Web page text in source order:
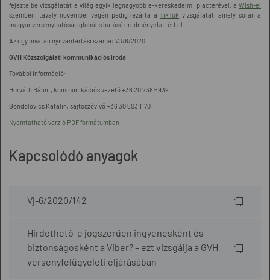
fejezte be vizsgálatát a világ egyik legnagyobb e-kereskedelmi piacterével, a Wish-el
szemben, tavaly november végén pedig lezárta aTikTok vizsgálatát, amely során a
magyar versenyhatóság globális hatású eredményeket ért el.
Az ügy hivatali nyilvántartási száma: VJ/6/2020.
GVH Közszolgálati kommunikációs Iroda
További információ:
Horváth Bálint, kommunikációs vezető +36 20 238 6939
Gondolovics Katalin, sajtószóvivő +36 30 603 1170
Nyomtatható verzió PDF formátumban
Kapcsolódó anyagok
Vj-6/2020/142
Hirdethető-e jogszerűen ingyenesként és
biztonságosként a Viber? – ezt vizsgálja a GVH
versenyfelügyeleti eljárásában